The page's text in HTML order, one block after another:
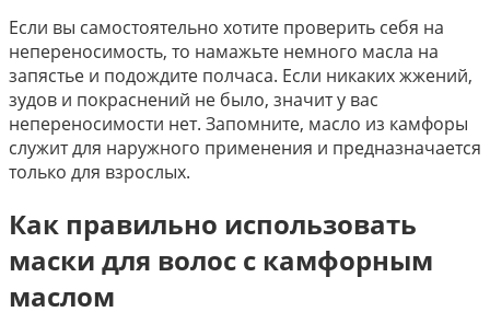
Если вы самостоятельно хотите проверить себя на
непереносимость, то намажьте немного масла на
запястье и подождите полчаса. Если никаких жжений,
зудов и покраснений не было, значит у вас
непереносимости нет. Запомните, масло из камфоры
служит для наружного применения и предназначается
только для взрослых.
Как правильно использовать
маски для волос с камфорным
маслом